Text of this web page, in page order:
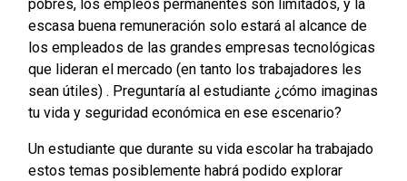
pobres, los empleos permanentes son limitados, y la
escasa buena remuneración solo estará al alcance de
los empleados de las grandes empresas tecnológicas
que lideran el mercado (en tanto los trabajadores les
sean útiles) . Preguntaría al estudiante ¿cómo imaginas
tu vida y seguridad económica en ese escenario?
Un estudiante que durante su vida escolar ha trabajado
estos temas posiblemente habrá podido explorar